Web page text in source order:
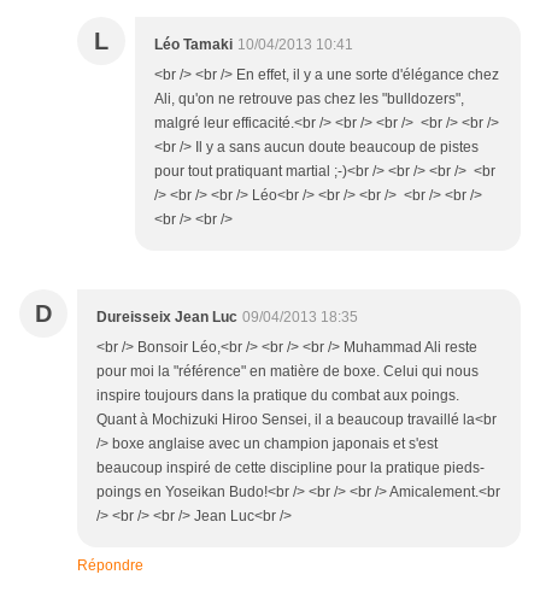
L Léo Tamaki 10/04/2013 10:41
<br /> <br /> En effet, il y a une sorte d'élégance chez
Ali, qu'on ne retrouve pas chez les "bulldozers",
malgré leur efficacité.<br /> <br /> <br /> <br /> <br />
<br /> Il y a sans aucun doute beaucoup de pistes
pour tout pratiquant martial ;-)<br /> <br /> <br /> <br
/> <br /> <br /> Léo<br /> <br /> <br /> <br /> <br />
<br /> <br />
D Dureisseix Jean Luc 09/04/2013 18:35
<br /> Bonsoir Léo,<br /> <br /> <br /> Muhammad Ali reste
pour moi la "référence" en matière de boxe. Celui qui nous
inspire toujours dans la pratique du combat aux poings.
Quant à Mochizuki Hiroo Sensei, il a beaucoup travaillé la<br
/> boxe anglaise avec un champion japonais et s'est
beaucoup inspiré de cette discipline pour la pratique pieds-
poings en Yoseikan Budo!<br /> <br /> <br /> Amicalement.<br
/> <br /> <br /> Jean Luc<br />
Répondre